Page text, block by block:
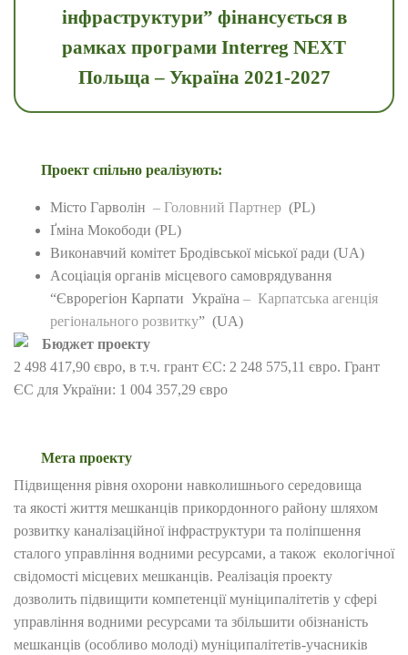
інфраструктури” фінансується в
рамках програми Interreg NEXT
Польща – Україна 2021-2027
Проект спільно реалізують:
Місто Гарволін – Головний Партнер (PL)
Ґміна Мокободи (PL)
Виконавчий комітет Бродівської міської ради (UA)
Асоціація органів місцевого самоврядування
“Єврорегіон Карпати Україна – Карпатська агенція
регіонального розвитку” (UA)
Бюджет проекту
2 498 417,90 євро, в т.ч. грант ЄС: 2 248 575,11 євро. Грант
ЄС для України: 1 004 357,29 євро
Мета проекту
Підвищення рівня охорони навколишнього середовища
та якості життя мешканців прикордонного району шляхом
розвитку каналізаційної інфраструктури та поліпшення
сталого управління водними ресурсами, а також екологічної
свідомості місцевих мешканців. Реалізація проекту
дозволить підвищити компетенції муніципалітетів у сфері
управління водними ресурсами та збільшити обізнаність
мешканців (особливо молоді) муніципалітетів-учасників